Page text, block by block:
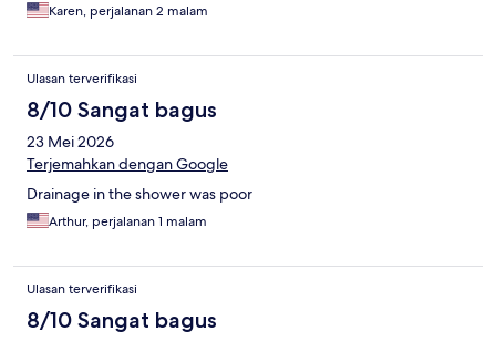
Karen, perjalanan 2 malam
Ulasan terverifikasi
8/10 Sangat bagus
23 Mei 2026
Terjemahkan dengan Google
Drainage in the shower was poor
Arthur, perjalanan 1 malam
Ulasan terverifikasi
8/10 Sangat bagus